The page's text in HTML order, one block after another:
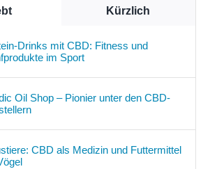
Kürzlich
Drinks mit CBD: Fitness und
im Sport
Oil Shop – Pionier unter den CBD-
CBD als Medizin und Futtermittel